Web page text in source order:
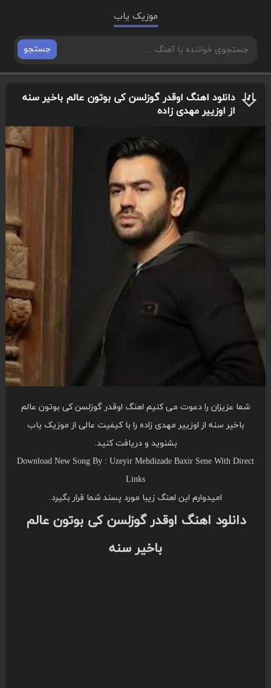
موزیک یاب
جستجو
دانلود اهنگ اوقدر گوزلسن کی بوتون عالم باخیر سنه
از اوزییر مهدی زاده
شما عزیزان را دعوت می کنیم اهنگ اوقدر گوزلسن کی بوتون عالم
باخیر سنه از اوزییر مهدی زاده را با کیفیت عالی از موزیک یاب
بشنوید و دریافت کنید.
Download New Song By : Uzeyir Mehdizade Baxir Sene With Direct
Links
امیدوارم این اهنگ زیبا مورد پسند شما قرار بگیرد.
دانلود اهنگ اوقدر گوزلسن کی بوتون عالم
باخیر سنه